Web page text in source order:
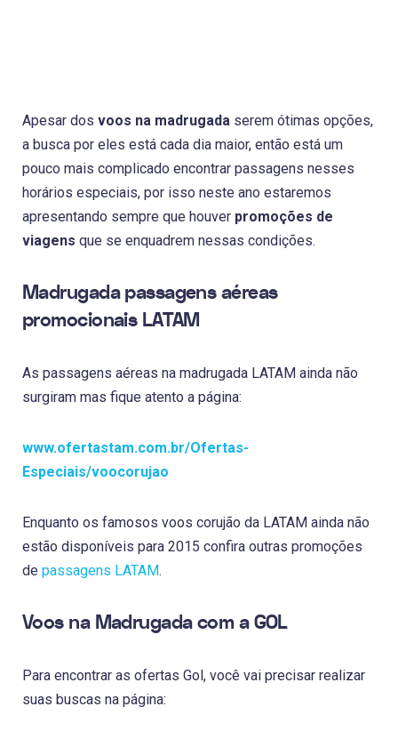
Apesar dos voos na madrugada serem ótimas opções,
a busca por eles está cada dia maior, então está um
pouco mais complicado encontrar passagens nesses
horários especiais, por isso neste ano estaremos
apresentando sempre que houver promoções de
viagens que se enquadrem nessas condições.
Madrugada passagens aéreas
promocionais LATAM
As passagens aéreas na madrugada LATAM ainda não
surgiram mas fique atento a página:
www.ofertastam.com.br/Ofertas-
Especiais/voocorujao
Enquanto os famosos voos corujão da LATAM ainda não
estão disponíveis para 2015 confira outras promoções
de passagens LATAM.
Voos na Madrugada com a GOL
Para encontrar as ofertas Gol, você vai precisar realizar
suas buscas na página: